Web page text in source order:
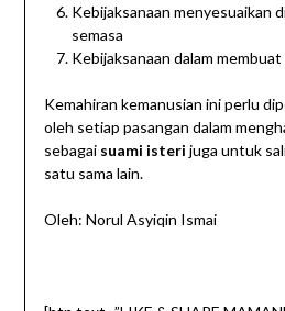
Kebijaksanaan menyesuaikan
semasa
Kebijaksanaan dalam
Kemahiran kemanusian ini perlu
oleh setiap pasangan dalam
sebagai suami isteri juga untuk
satu sama lain.
Oleh: Norul Asyiqin Ismai